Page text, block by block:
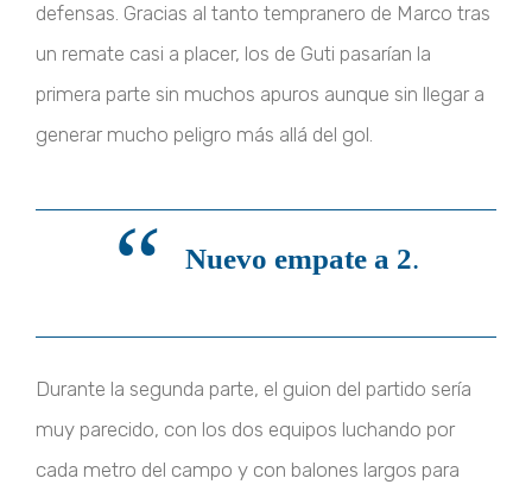
defensas. Gracias al tanto tempranero de Marco tras
un remate casi a placer, los de Guti pasarían la
primera parte sin muchos apuros aunque sin llegar a
generar mucho peligro más allá del gol.
“ Nuevo empate a 2.
Durante la segunda parte, el guion del partido sería
muy parecido, con los dos equipos luchando por
cada metro del campo y con balones largos para